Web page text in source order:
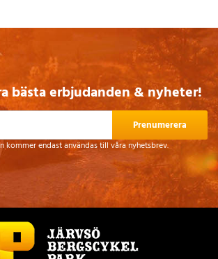
bästa erbjudanden & nyheter!
Prenumerera
kommer endast användas till våra nyhetsbrev.